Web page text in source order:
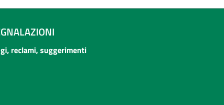
reclami, suggerimenti